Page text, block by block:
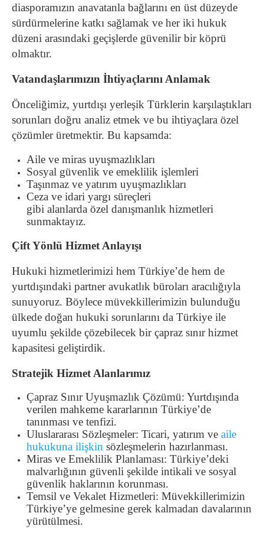
diasporamızın anavatanla bağlarını en üst düzeyde
sürdürmelerine katkı sağlamak ve her iki hukuk
düzeni arasındaki geçişlerde güvenilir bir köprü
olmaktır.
Vatandaşlarımızın İhtiyaçlarını Anlamak
Önceliğimiz, yurtdışı yerleşik Türklerin karşılaştıkları
sorunları doğru analiz etmek ve bu ihtiyaçlara özel
çözümler üretmektir. Bu kapsamda:
Aile ve miras uyuşmazlıkları
Sosyal güvenlik ve emeklilik işlemleri
Taşınmaz ve yatırım uyuşmazlıkları
Ceza ve idari yargı süreçleri
gibi alanlarda özel danışmanlık hizmetleri
sunmaktayız.
Çift Yönlü Hizmet Anlayışı
Hukuki hizmetlerimizi hem Türkiye’de hem de
yurtdışındaki partner avukatlık büroları aracılığıyla
sunuyoruz. Böylece müvekkillerimizin bulunduğu
ülkede doğan hukuki sorunlarını da Türkiye ile
uyumlu şekilde çözebilecek bir çapraz sınır hizmet
kapasitesi geliştirdik.
Stratejik Hizmet Alanlarımız
Çapraz Sınır Uyuşmazlık Çözümü: Yurtdışında
verilen mahkeme kararlarının Türkiye’de
tanınması ve tenfizi.
Uluslararası Sözleşmeler: Ticari, yatırım ve aile
hukukuna ilişkin sözleşmelerin hazırlanması.
Miras ve Emeklilik Planlaması: Türkiye’deki
malvarlığının güvenli şekilde intikali ve sosyal
güvenlik haklarının korunması.
Temsil ve Vekalet Hizmetleri: Müvekkillerimizin
Türkiye’ye gelmesine gerek kalmadan davalarının
yürütülmesi.